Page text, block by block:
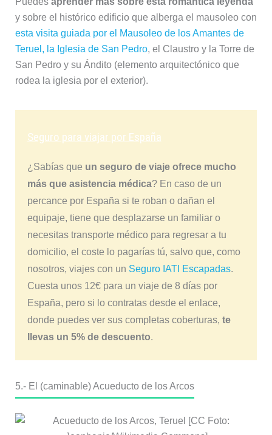
y sobre el histórico edificio que alberga el mausoleo con
esta visita guiada por el Mausoleo de los Amantes de
Teruel, la Iglesia de San Pedro, el Claustro y la Torre de
San Pedro y su Ándito (elemento arquitectónico que
rodea la iglesia por el exterior).
Seguro para viajar por España
¿Sabías que un seguro de viaje ofrece mucho
más que asistencia médica? En caso de un
percance por España si te roban o dañan el
equipaje, tiene que desplazarse un familiar o
necesitas transporte médico para regresar a tu
domicilio, el coste lo pagarías tú, salvo que, como
nosotros, viajes con un Seguro IATI Escapadas.
Cuesta unos 12€ para un viaje de 8 días por
España, pero si lo contratas desde el enlace,
donde puedes ver sus completas coberturas, te
llevas un 5% de descuento.
5.- El (caminable) Acueducto de los Arcos